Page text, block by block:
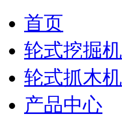
首页
轮式挖掘机
轮式抓木机
产品中心